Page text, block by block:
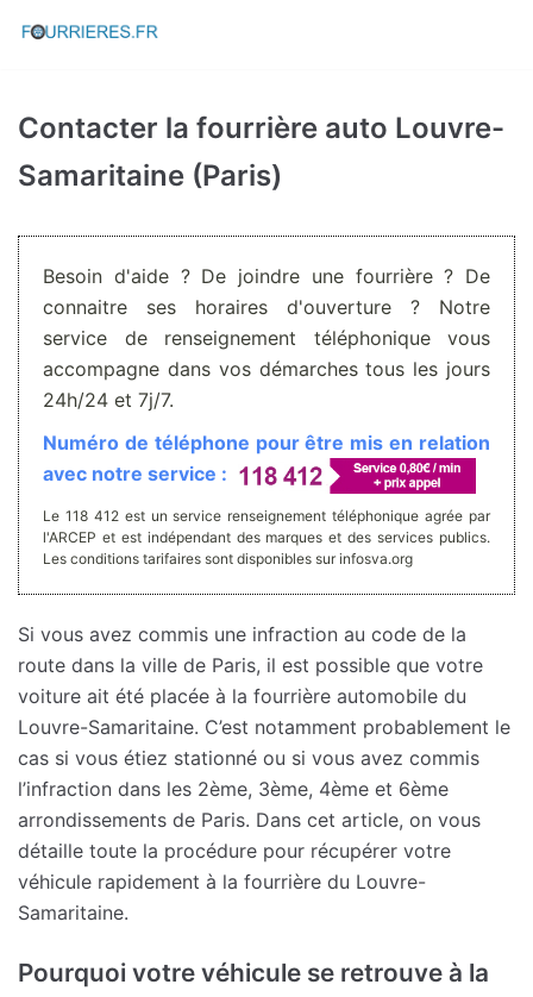
Aller
Contacter la fourrière auto Louvre-
Samaritaine (Paris)
Besoin d'aide ? De joindre une fourrière ? De
connaitre ses horaires d'ouverture ? Notre
service de renseignement téléphonique vous
accompagne dans vos démarches tous les jours
24h/24 et 7j/7.
Numéro de téléphone pour être mis en relation
avec notre service :
Le 118 412 est un service renseignement téléphonique agrée par
l'ARCEP et est indépendant des marques et des services publics.
Les conditions tarifaires sont disponibles sur infosva.org
Si vous avez commis une infraction au code de la
route dans la ville de Paris, il est possible que votre
voiture ait été placée à la fourrière automobile du
Louvre-Samaritaine. C’est notamment probablement le
cas si vous étiez stationné ou si vous avez commis
l’infraction dans les 2ème, 3ème, 4ème et 6ème
arrondissements de Paris. Dans cet article, on vous
détaille toute la procédure pour récupérer votre
véhicule rapidement à la fourrière du Louvre-
Samaritaine.
Pourquoi votre véhicule se retrouve à la